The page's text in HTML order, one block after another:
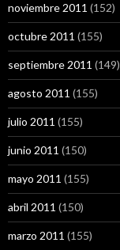
noviembre 2011 (152)
octubre 2011 (155)
septiembre 2011 (149)
agosto 2011 (155)
julio 2011 (155)
junio 2011 (150)
mayo 2011 (155)
abril 2011 (150)
marzo 2011 (155)